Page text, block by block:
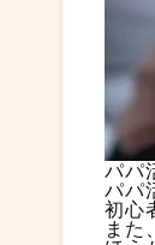
パパ
パパ
初心
また